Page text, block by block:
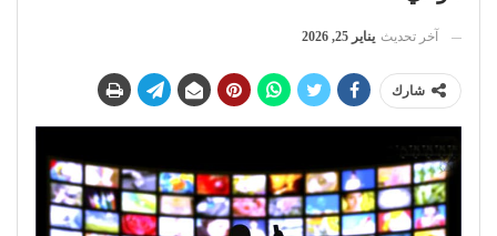
آخر تحديث يناير 25, 2026
شارك